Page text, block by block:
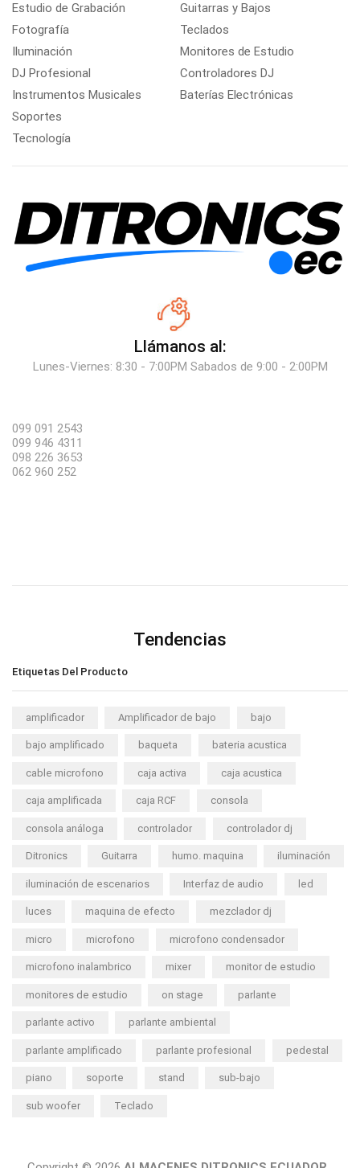
Estudio de Grabación
Fotografía
Iluminación
DJ Profesional
Instrumentos Musicales
Soportes
Tecnología
Guitarras y Bajos
Teclados
Monitores de Estudio
Controladores DJ
Baterías Electrónicas
Llámanos al:
Lunes-Viernes: 8:30 - 7:00PM Sabados de 9:00 - 2:00PM
099 091 2543
099 946 4311
098 226 3653
062 960 252
Tendencias
Etiquetas Del Producto
amplificador Amplificador de bajo bajo
bajo amplificado baqueta bateria acustica
cable microfono caja activa caja acustica
caja amplificada caja RCF consola
consola análoga controlador controlador dj
Ditronics Guitarra humo. maquina iluminación
iluminación de escenarios Interfaz de audio led
luces maquina de efecto mezclador dj
micro microfono microfono condensador
microfono inalambrico mixer monitor de estudio
monitores de estudio on stage parlante
parlante activo parlante ambiental
parlante amplificado parlante profesional pedestal
piano soporte stand sub-bajo
sub woofer Teclado